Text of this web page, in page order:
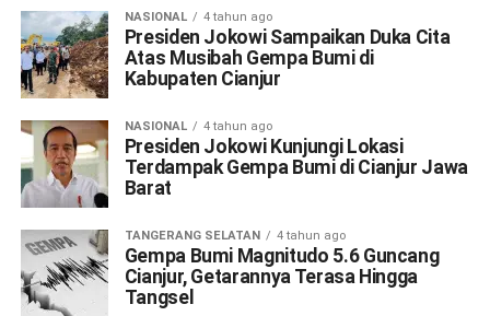
NASIONAL 4 tahun ago
Presiden Jokowi Sampaikan Duka Cita
Atas Musibah Gempa Bumi di
Kabupaten Cianjur
NASIONAL 4 tahun ago
Presiden Jokowi Kunjungi Lokasi
Terdampak Gempa Bumi di Cianjur Jawa
Barat
TANGERANG SELATAN 4 tahun ago
Gempa Bumi Magnitudo 5.6 Guncang
Cianjur, Getarannya Terasa Hingga
Tangsel